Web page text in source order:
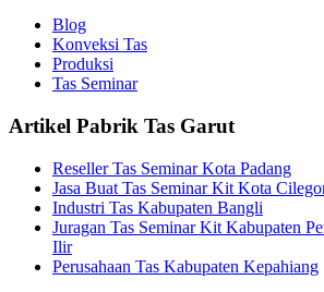
Blog
Konveksi Tas
Produksi
Tas Seminar
Artikel Pabrik Tas Garut
Reseller Tas Seminar Kota Padang
Jasa Buat Tas Seminar Kit Kota
Industri Tas Kabupaten Bangli
Juragan Tas Seminar Kit Kabupaten
Ilir
Perusahaan Tas Kabupaten Kepahiang